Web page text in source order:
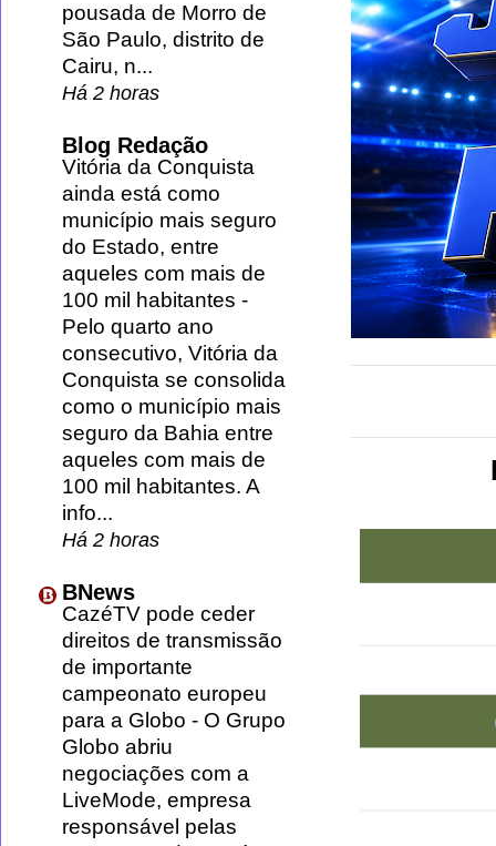
pousada de Morro de
São Paulo, distrito de
Cairu, n...
Há 2 horas
Blog Redação
Vitória da Conquista
ainda está como
município mais seguro
do Estado, entre
aqueles com mais de
100 mil habitantes -
Pelo quarto ano
consecutivo, Vitória da
Conquista se consolida
como o município mais
seguro da Bahia entre
aqueles com mais de
100 mil habitantes. A
info...
Há 2 horas
BNews
CazéTV pode ceder
direitos de transmissão
de importante
campeonato europeu
para a Globo - O Grupo
Globo abriu
negociações com a
LiveMode, empresa
responsável pelas